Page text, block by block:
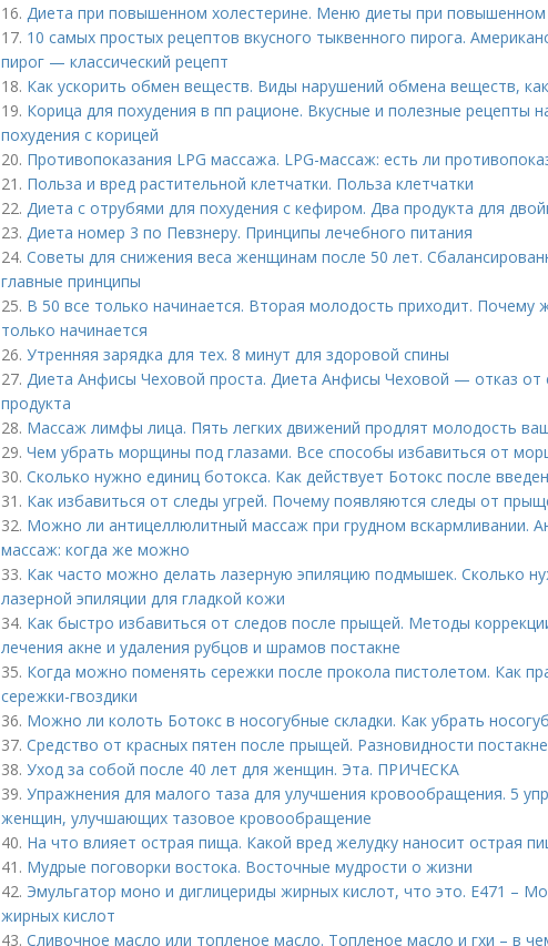
16. Диета при повышенном холестерине. Меню диеты при повышенном
17. 10 самых простых рецептов вкусного тыквенного пирога.
пирог — классический рецепт
18. Как ускорить обмен веществ. Виды нарушений обмена веществ,
19. Корица для похудения в пп рационе. Вкусные и полезные рецепты
похудения с корицей
20. Противопоказания LPG массажа. LPG-массаж: есть ли
21. Польза и вред растительной клетчатки. Польза клетчатки
22. Диета с отрубями для похудения с кефиром. Два продукта для
23. Диета номер 3 по Певзнеру. Принципы лечебного питания
24. Советы для снижения веса женщинам после 50 лет.
главные принципы
25. В 50 все только начинается. Вторая молодость приходит. Почему
только начинается
26. Утренняя зарядка для тех. 8 минут для здоровой спины
27. Диета Анфисы Чеховой проста. Диета Анфисы Чеховой — отказ от
продукта
28. Массаж лимфы лица. Пять легких движений продлят молодость
29. Чем убрать морщины под глазами. Все способы избавиться от
30. Сколько нужно единиц ботокса. Как действует Ботокс после
31. Как избавиться от следы угрей. Почему появляются следы от
32. Можно ли антицеллюлитный массаж при грудном вскармливании.
массаж: когда же можно
33. Как часто можно делать лазерную эпиляцию подмышек. Сколько
лазерной эпиляции для гладкой кожи
34. Как быстро избавиться от следов после прыщей. Методы
лечения акне и удаления рубцов и шрамов постакне
35. Когда можно поменять сережки после прокола пистолетом. Как
сережки-гвоздики
36. Можно ли колоть Ботокс в носогубные складки. Как убрать
37. Средство от красных пятен после прыщей. Разновидности постакне
38. Уход за собой после 40 лет для женщин. Эта. ПРИЧЕСКА
39. Упражнения для малого таза для улучшения кровообращения. 5
женщин, улучшающих тазовое кровообращение
40. На что влияет острая пища. Какой вред желудку наносит острая
41. Мудрые поговорки востока. Восточные мудрости о жизни
42. Эмульгатор моно и диглицериды жирных кислот, что это. Е471 –
жирных кислот
43. Сливочное масло или топленое масло. Топленое масло и гхи – в